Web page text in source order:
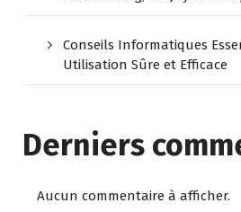
Conseils Informatiques
Utilisation Sûre et Efficace
Derniers
Aucun commentaire à afficher.